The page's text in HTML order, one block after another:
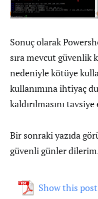
Sonuç olarak
sıra mevcut
nedeniyle kötüye
kullanımına ihtiyaç
kaldırılmasını
Bir sonraki yazıda
güvenli günler
Show this